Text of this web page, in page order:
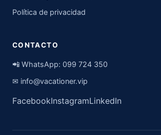
Política de privacidad
CONTACTO
📲 WhatsApp: 099 724 350
✉ info@vacationer.vip
FacebookInstagramLinkedIn